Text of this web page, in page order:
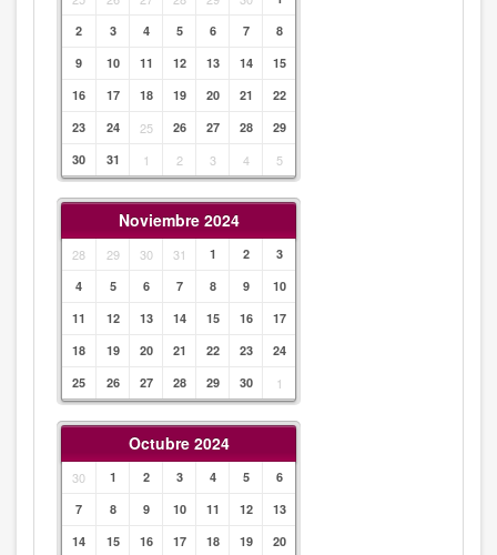
2
3 4 5 6 7
8
9
10 11 12 13 14
15
16
17 18 19 20 21
22
23
24 25 26 27 28
29
30
31 1 2 3 4 5
Noviembre 2024
28 29 30 31 1 2
3
4
5 6 7 8 9
10
11
12 13 14 15 16
17
18
19 20 21 22 23
24
25
26 27 28 29 30 1
Octubre 2024
30 1 2 3 4 5
6
7
8 9 10 11 12
13
14
15 16 17 18 19
20